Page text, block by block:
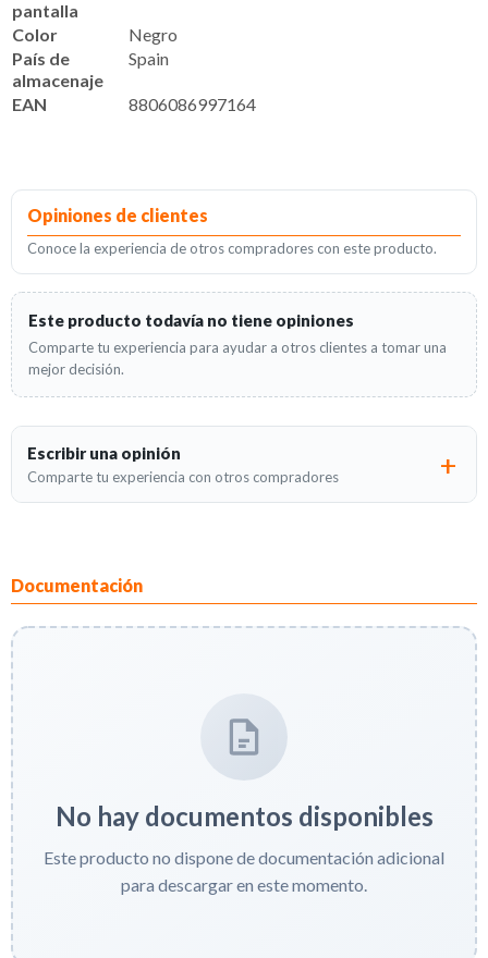
pantalla
Color
Negro
País de
almacenaje
Spain
EAN 8806086997164
Opiniones de clientes
Conoce la experiencia de otros compradores con este producto.
Este producto todavía no tiene opiniones
Comparte tu experiencia para ayudar a otros clientes a tomar una
mejor decisión.
Escribir una opinión
Comparte tu experiencia con otros compradores
Documentación
No hay documentos disponibles
Este producto no dispone de documentación adicional
para descargar en este momento.